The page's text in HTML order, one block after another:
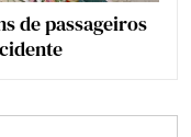
de passageiros